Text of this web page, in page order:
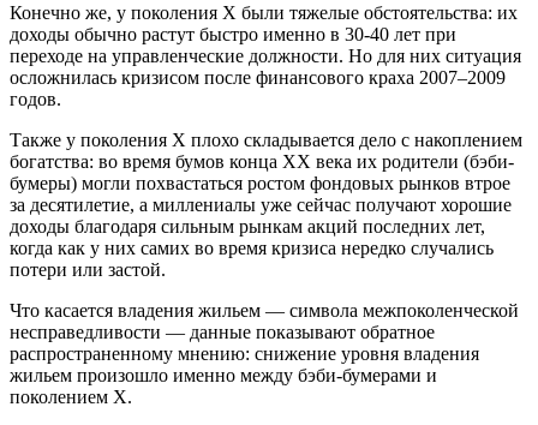
Конечно же, у поколения X были тяжелые обстоятельства: их
доходы обычно растут быстро именно в 30-40 лет при
переходе на управленческие должности. Но для них ситуация
осложнилась кризисом после финансового краха 2007–2009
годов.
Также у поколения X плохо складывается дело с накоплением
богатства: во время бумов конца XX века их родители (бэби-
бумеры) могли похвастаться ростом фондовых рынков втрое
за десятилетие, а миллениалы уже сейчас получают хорошие
доходы благодаря сильным рынкам акций последних лет,
когда как у них самих во время кризиса нередко случались
потери или застой.
Что касается владения жильем — символа межпоколенческой
несправедливости — данные показывают обратное
распространенному мнению: снижение уровня владения
жильем произошло именно между бэби-бумерами и
поколением X.